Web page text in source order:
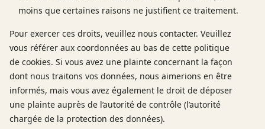
moins que certaines raisons ne justifient ce traitement.
Pour exercer ces droits, veuillez nous contacter. Veuillez
vous référer aux coordonnées au bas de cette politique
de cookies. Si vous avez une plainte concernant la façon
dont nous traitons vos données, nous aimerions en être
informés, mais vous avez également le droit de déposer
une plainte auprès de l’autorité de contrôle (l’autorité
chargée de la protection des données).